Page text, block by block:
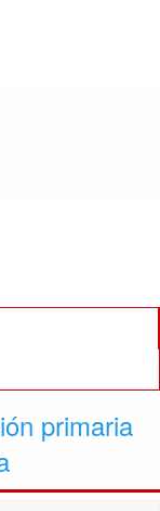
primaria